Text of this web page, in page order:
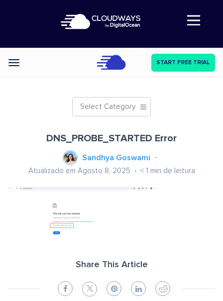
Abre a navegação
Categories START FREE TRIAL
Select Category
DNS_PROBE_STARTED Error
Sandhya Goswami
Atualizado em Agosto 8, 2025 < 1 min de leitura
Share This Article